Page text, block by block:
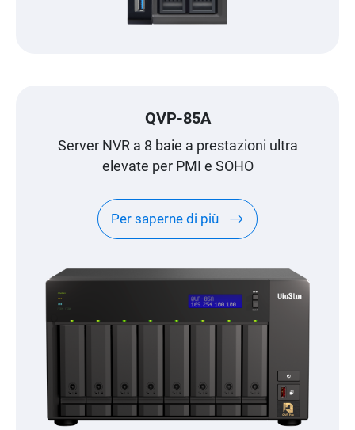
QVP-85A
Server NVR a 8 baie a prestazioni ultra
elevate per PMI e SOHO
Per saperne di più